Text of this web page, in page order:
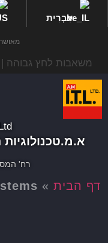
עִבְרִית
מאושר
משאבות לחץ גבוהה
רח' המסגר 10, חיפה,
דף הבית »